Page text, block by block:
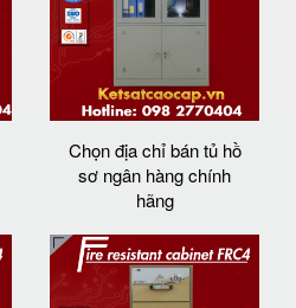
Chọn địa chỉ bán tủ hồ
sơ ngân hàng chính
hãng